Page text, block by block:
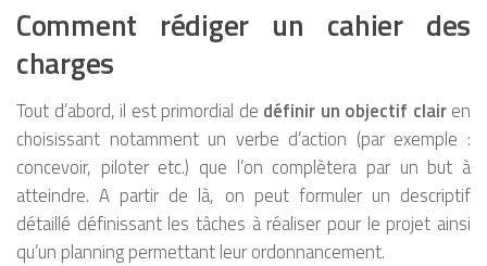
Comment rédiger un cahier des
charges
Tout d’abord, il est primordial de définir un objectif clairen
choisissant notamment un verbe d’action (par exemple :
concevoir, piloter etc.) que l’on complètera par un but à
atteindre. A partir de là, on peut formuler un descriptif
détaillé définissant les tâches à réaliser pour le projet ainsi
qu’un planning permettant leur ordonnancement.